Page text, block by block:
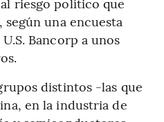
una encuesta
Bancorp a unos
distintos -las que
en la industria de